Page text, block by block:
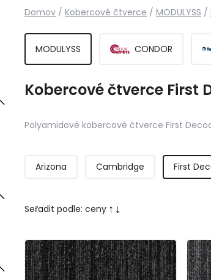
Domov / Kobercové čtverce / MODULYSS /
MODULYSS CONDOR
Kobercové čtverce First
Polyamidové kobercové čtverce First
Arizona Cambridge First
Seřadit podle: ceny